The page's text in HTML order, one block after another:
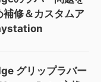
補修＆カスタムア
グリップラバー